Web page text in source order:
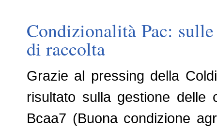
Condizionalità Pac:
di raccolta
Grazie al pressing della
risultato sulla gestione delle
Bcaa7 (Buona condizione